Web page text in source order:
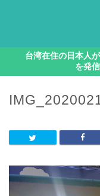
台湾在住の日本人
を発